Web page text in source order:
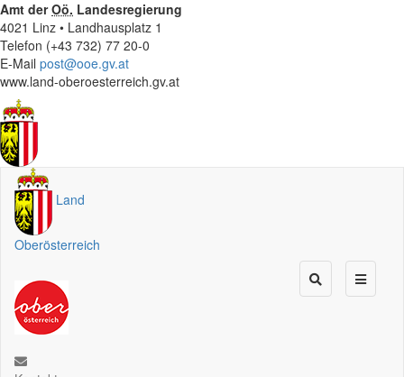
Amt derOö. Landesregierung
4021 Linz • Landhausplatz 1
Telefon (+43 732) 77 20-0
E-Mail post@ooe.gv.at
www.land-oberoesterreich.gv.at
Land
Oberösterreich